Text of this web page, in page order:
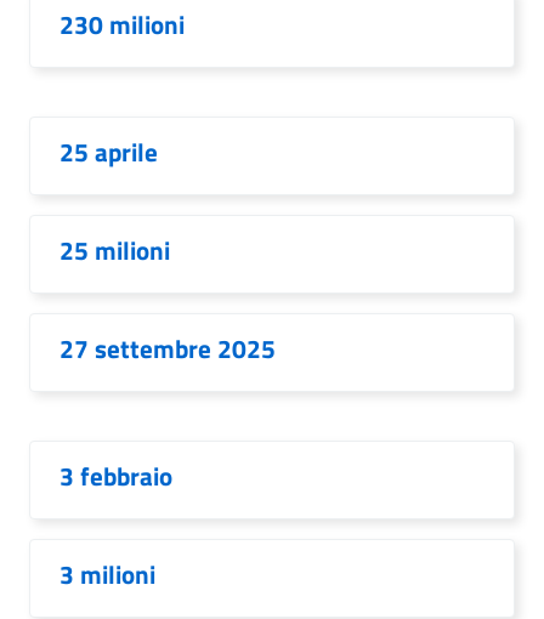
230 milioni
25 aprile
25 milioni
27 settembre 2025
3 febbraio
3 milioni